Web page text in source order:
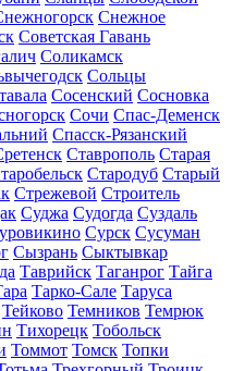
Снежное
Советская Гавань
Соликамск
Сольцы
Сосенский Сосновка
Сочи Спас-Деменск
Спасск-Рязанский
Ставрополь Старая
Стародуб Старый
Стрежевой Строитель
Суджа Судогда Суздаль
Сурск Сусуман
Сызрань Сыктывкар
Таврийск Таганрог Тайга
Тарко-Сале Таруса
Тейково Темников Темрюк
Тихорецк Тобольск
Томмот Томск Топки